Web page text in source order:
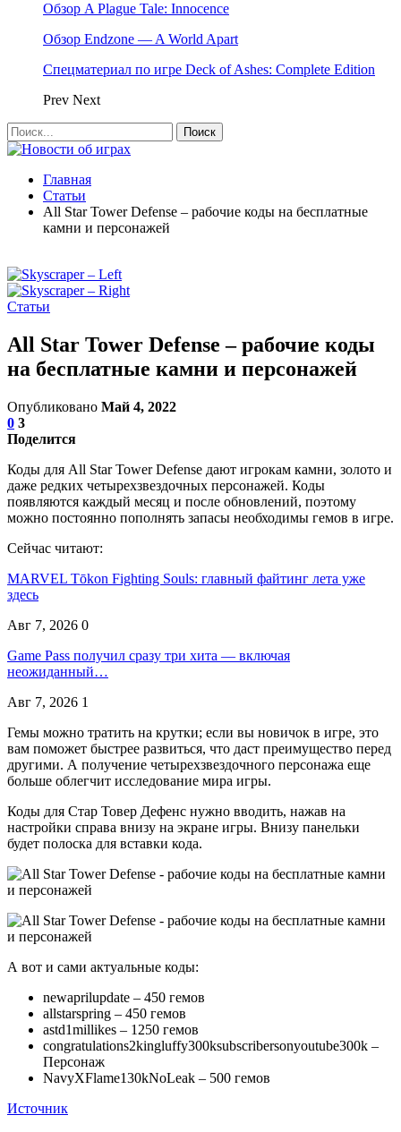
Обзор A Plague Tale: Innocence
Обзор Endzone — A World Apart
Спецматериал по игре Deck of Ashes: Complete Edition
Prev Next
Главная
Статьи
All Star Tower Defense – рабочие коды на бесплатные
камни и персонажей
Статьи
All Star Tower Defense – рабочие коды
на бесплатные камни и персонажей
Опубликовано Май 4, 2022
0 3
Поделится
Коды для All Star Tower Defense дают игрокам камни, золото и
даже редких четырехзвездочных персонажей. Коды
появляются каждый месяц и после обновлений, поэтому
можно постоянно пополнять запасы необходимы гемов в игре.
Сейчас читают:
MARVEL Tōkon Fighting Souls: главный файтинг лета уже
здесь
Авг 7, 2026 0
Game Pass получил сразу три хита — включая
неожиданный…
Авг 7, 2026 1
Гемы можно тратить на крутки; если вы новичок в игре, это
вам поможет быстрее развиться, что даст преимущество перед
другими. А получение четырехзвездочного персонажа еще
больше облегчит исследование мира игры.
Коды для Стар Товер Дефенс нужно вводить, нажав на
настройки справа внизу на экране игры. Внизу панельки
будет полоска для вставки кода.
А вот и сами актуальные коды:
newaprilupdate – 450 гемов
allstarspring – 450 гемов
astd1millikes – 1250 гемов
congratulations2kingluffy300ksubscribersonyoutube300k –
Персонаж
NavyXFlame130kNoLeak – 500 гемов
Источник